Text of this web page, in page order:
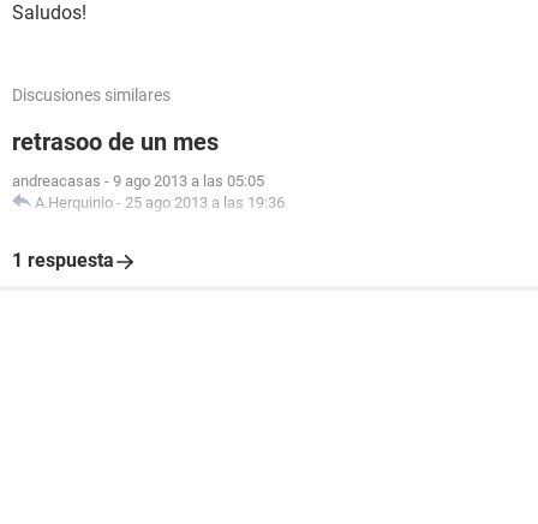
Saludos!
Discusiones similares
retrasoo de un mes
andreacasas - 9 ago 2013 a las 05:05
A.Herquinio - 25 ago 2013 a las 19:36
1 respuesta